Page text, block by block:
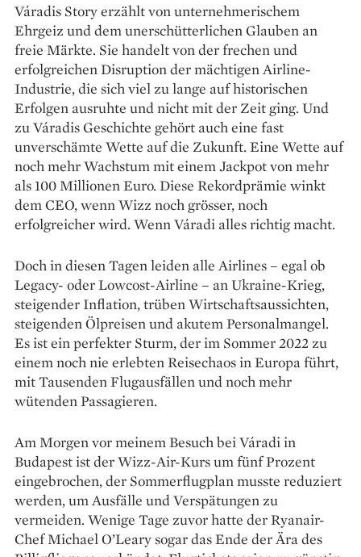
Váradis Story erzählt von unternehmerischem
Ehrgeiz und dem unerschütterlichen Glauben an
freie Märkte. Sie handelt von der frechen und
erfolgreichen Disruption der mächtigen Airline-
Industrie, die sich viel zu lange auf historischen
Erfolgen ausruhte und nicht mit der Zeit ging. Und
zu Váradis Geschichte gehört auch eine fast
unverschämte Wette auf die Zukunft. Eine Wette auf
noch mehr Wachstum mit einem Jackpot von mehr
als 100 Millionen Euro. Diese Rekordprämie winkt
dem CEO, wenn Wizz noch grösser, noch
erfolgreicher wird. Wenn Váradi alles richtig macht.
Doch in diesen Tagen leiden alle Airlines – egal ob
Legacy- oder Lowcost-Airline – an Ukraine-Krieg,
steigender Inflation, trüben Wirtschaftsaussichten,
steigenden Ölpreisen und akutem Personalmangel.
Es ist ein perfekter Sturm, der im Sommer 2022 zu
einem noch nie erlebten Reisechaos in Europa führt,
mit Tausenden Flugausfällen und noch mehr
wütenden Passagieren.
Am Morgen vor meinem Besuch bei Váradi in
Budapest ist der Wizz-Air-Kurs um fünf Prozent
eingebrochen, der Sommerflugplan musste reduziert
werden, um Ausfälle und Verspätungen zu
vermeiden. Wenige Tage zuvor hatte der Ryanair-
Chef Michael O’Leary sogar das Ende der Ära des